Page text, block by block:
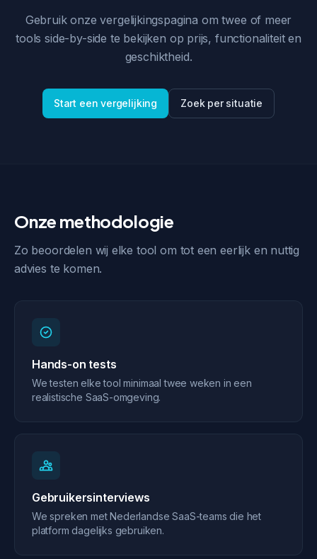
Gebruik onze vergelijkingspagina om twee of meer
tools side-by-side te bekijken op prijs, functionaliteit en
geschiktheid.
Start een vergelijking Zoek per situatie
Onze methodologie
Zo beoordelen wij elke tool om tot een eerlijk en nuttig
advies te komen.
Hands-on tests
We testen elke tool minimaal twee weken in een
realistische SaaS-omgeving.
Gebruikersinterviews
We spreken met Nederlandse SaaS-teams die het
platform dagelijks gebruiken.